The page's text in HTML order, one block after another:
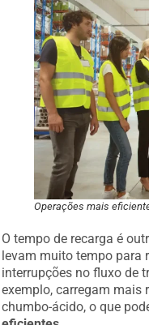
Operações mais
O tempo de recarga é
levam muito tempo para
interrupções no fluxo de
exemplo, carregam mais
chumbo-ácido, o que
eficientes